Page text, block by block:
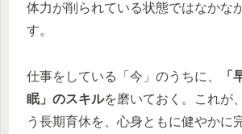
体力が削られている状態ではなかな
す。
仕事をしている「今」のうちに、
「
眠」のスキルを磨いておく。これが
う長期育休を、心身ともに健やかに